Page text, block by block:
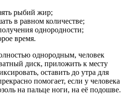
рыбий жир;
в равном количестве;
однородности;
время.
однородным, человек
диск, приложить к месту
оставить до утра для
помогает, если у человека
на пальце ноги, на её подошве.